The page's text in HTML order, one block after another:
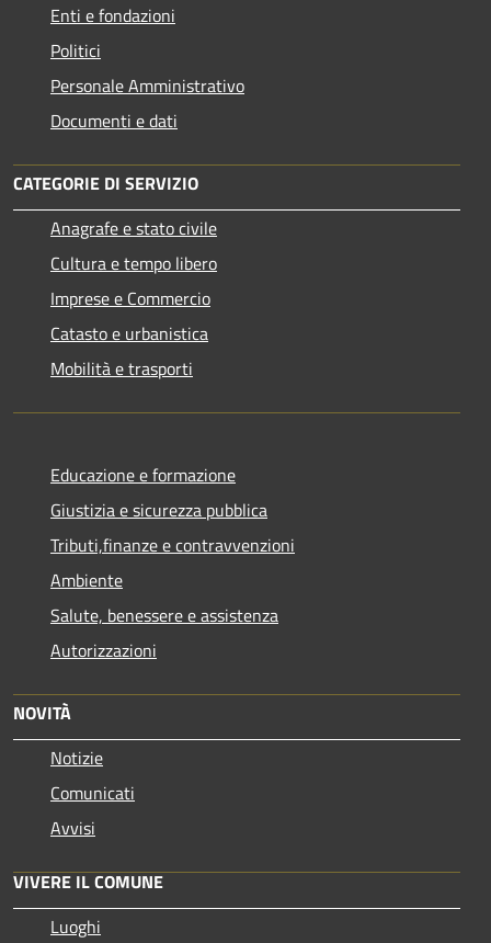
Enti e fondazioni
Politici
Personale Amministrativo
Documenti e dati
CATEGORIE DI SERVIZIO
Anagrafe e stato civile
Cultura e tempo libero
Imprese e Commercio
Catasto e urbanistica
Mobilità e trasporti
Educazione e formazione
Giustizia e sicurezza pubblica
Tributi,finanze e contravvenzioni
Ambiente
Salute, benessere e assistenza
Autorizzazioni
NOVITÀ
Notizie
Comunicati
Avvisi
VIVERE IL COMUNE
Luoghi